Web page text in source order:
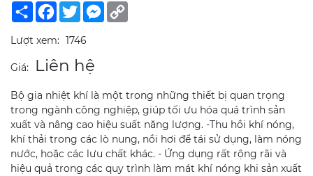
ShareFacebook
TwitterMessenger
Lượt xem: 1746
Giá: Liên hệ
Bộ gia nhiệt khí là một trong những thiết bị quan trọng
trong ngành công nghiệp, giúp tối ưu hóa quá trình sản
xuất và nâng cao hiệu suất năng lượng. -Thu hồi khí nóng,
khí thải trong các lò nung, nồi hơi để tái sử dụng, làm nóng
nước, hoặc các lưu chất khác. - Ứng dụng rất rộng rãi và
hiệu quả trong các quy trình làm mát khí nóng khi sản xuất